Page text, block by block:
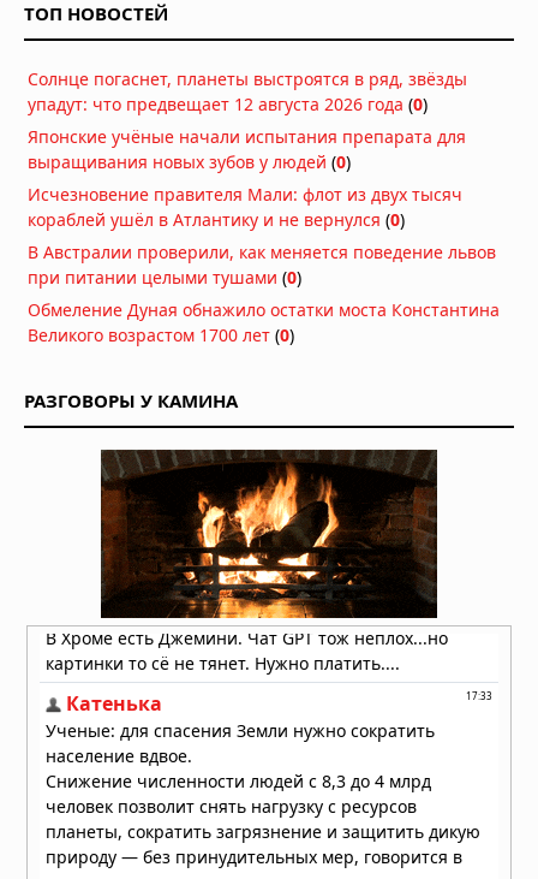
катрены Нострадамуса о событиях
2026–2027 годов
19.02.2026 в 06:30
Под Бермудскими островами
обнаружен гигантский слой горных
пород толщиной в 20 км
Самый умный человек нарушил
молчание по поводу существования
Бога
08.01.2026 в 07:30
живём внутри чёрной дыры
Биолог доказал, что умершие
питомцы могут «возвращаться» к
хозяевам
28.12.2025 в 07:30
Ученые из Британии выяснили, что
конец света наступит из-за
«приливных сил»
08.11.2025 в 06:30
ТОП НОВОСТЕЙ
Солнце погаснет, планеты выстроятся в ряд, звёзды
упадут: что предвещает 12 августа 2026 года (0)
Японские учёные начали испытания препарата для
выращивания новых зубов у людей (0)
Исчезновение правителя Мали: флот из двух тысяч
кораблей ушёл в Атлантику и не вернулся (0)
В Австралии проверили, как меняется поведение львов
при питании целыми тушами (0)
Обмеление Дуная обнажило остатки моста Константина
Великого возрастом 1700 лет (0)
РАЗГОВОРЫ У КАМИНА